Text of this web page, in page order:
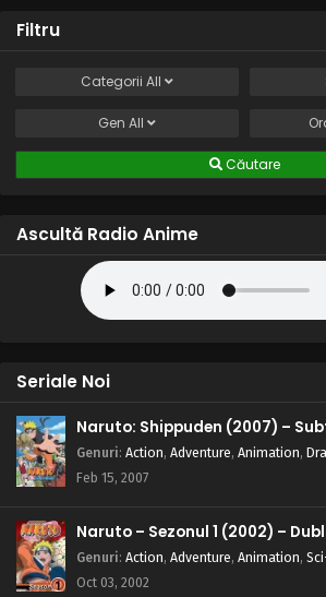
Filtru
Categorii All
Gen All
Căutare
Ascultă Radio Anime
Seriale Noi
Naruto: Shippuden (2007) –
Genuri: Action, Adventure, Animation,
Feb 15, 2007
Naruto – Sezonul 1 (2002) –
Genuri: Action, Adventure, Animation,
Oct 03, 2002